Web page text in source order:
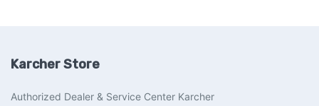
Karcher Store
Authorized Dealer & Service Center Karcher